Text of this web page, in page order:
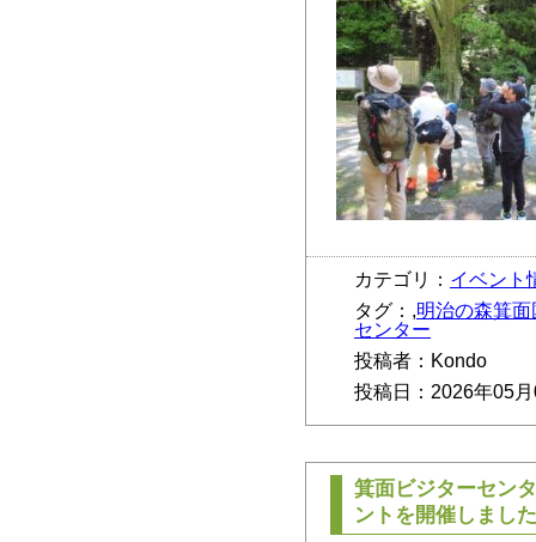
カテゴリ： イベント
タグ：,明治の森箕
センター
投稿者：Kondo
投稿日：2026年05
箕面ビジターセン
ントを開催しまし